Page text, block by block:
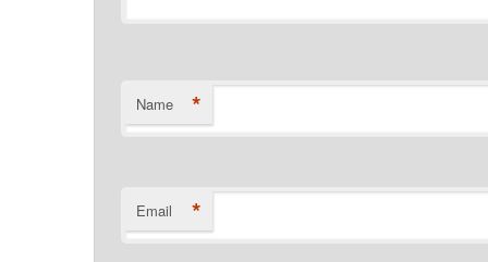
Name *
Email *